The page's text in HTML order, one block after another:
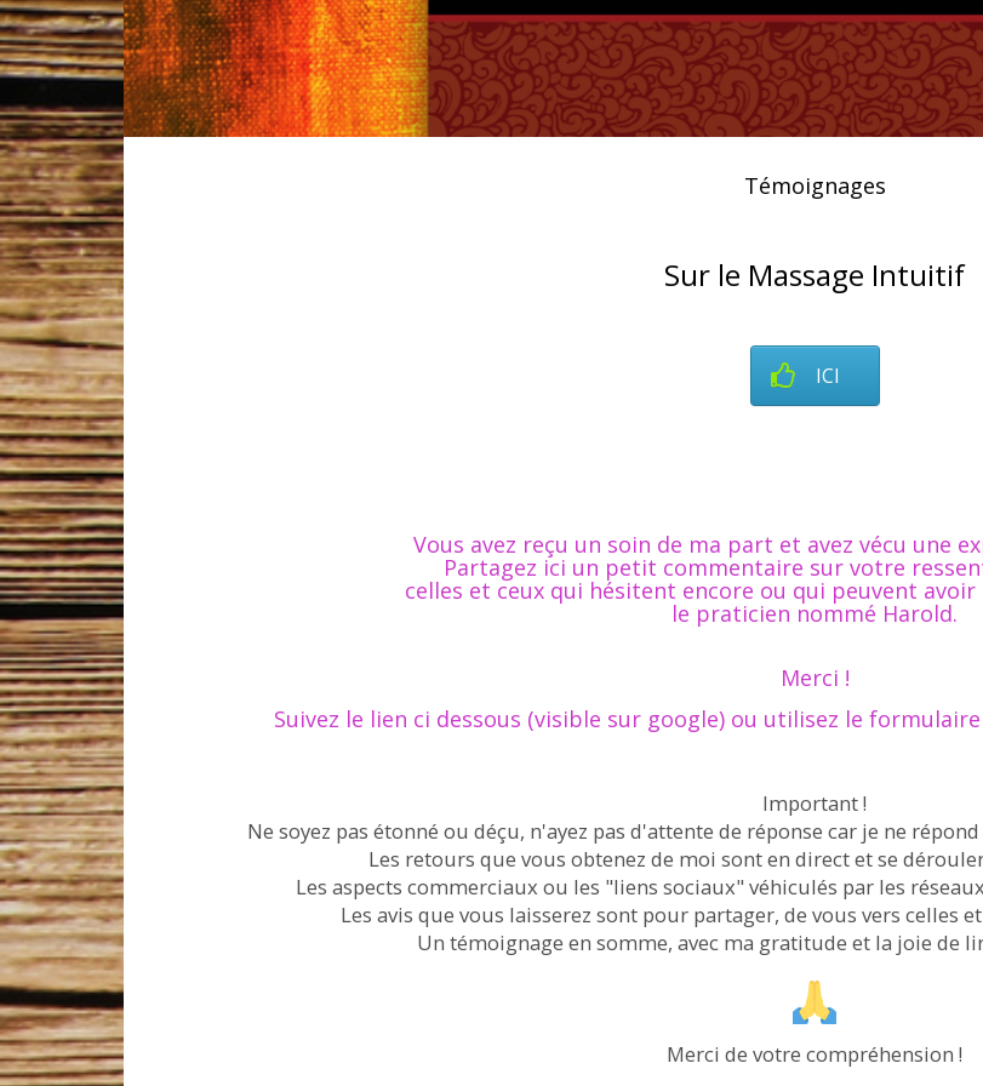
Témoignages
Sur le Massage Intuitif
ICI
Vous avez reçu un soin de ma part et avez vécu une
Partagez ici un petit commentaire sur votre
celles et ceux qui hésitent encore ou qui peuvent avoir
le praticien nommé Harold.
Merci !
Suivez le lien ci dessous (visible sur google) ou utilisez le
Important !
Ne soyez pas étonné ou déçu, n'ayez pas d'attente de réponse car je ne
Les retours que vous obtenez de moi sont en direct et se
Les aspects commerciaux ou les "liens sociaux" véhiculés par les
Les avis que vous laisserez sont pour partager, de vous vers celles
Un témoignage en somme, avec ma gratitude et la joie de
Merci de votre compréhension !